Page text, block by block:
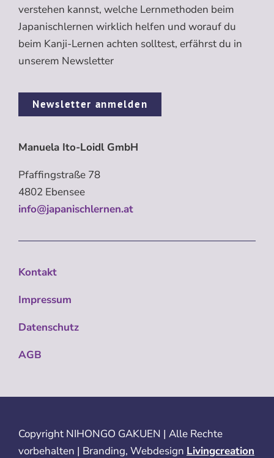
verstehen kannst, welche Lernmethoden beim
Japanischlernen wirklich helfen und worauf du
beim Kanji-Lernen achten solltest, erfährst du in
unserem Newsletter
Newsletter anmelden
Manuela Ito-Loidl GmbH
Pfaffingstraße 78
4802 Ebensee
info@japanischlernen.at
Kontakt
Impressum
Datenschutz
AGB
Copyright NIHONGO GAKUEN | Alle Rechte
vorbehalten | Branding, Webdesign Livingcreation